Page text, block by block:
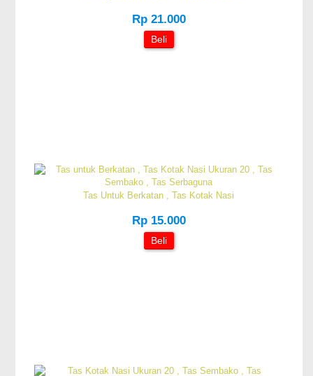
Rp 21.000
Beli
Tas Untuk Berkatan , Tas Kotak Nasi
Rp 15.000
Beli